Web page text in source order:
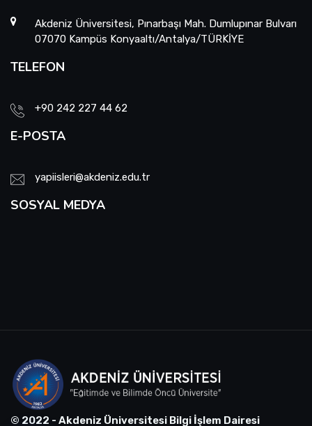
Akdeniz Üniversitesi, Pınarbaşı Mah. Dumlupınar Bulvarı
07070 Kampüs Konyaaltı/Antalya/TÜRKİYE
TELEFON
+90 242 227 44 62
E-POSTA
yapiisleri@akdeniz.edu.tr
SOSYAL MEDYA
© 2022 - Akdeniz Üniversitesi Bilgi İşlem Dairesi